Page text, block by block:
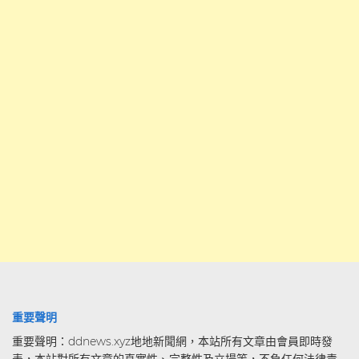
重要聲明
重要聲明：ddnews.xyz地地新聞網，本站所有文章由會員即時發